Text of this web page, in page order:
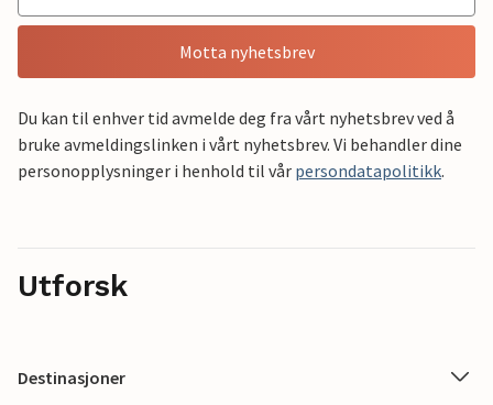
Motta nyhetsbrev
Du kan til enhver tid avmelde deg fra vårt nyhetsbrev ved å
bruke avmeldingslinken i vårt nyhetsbrev. Vi behandler dine
personopplysninger i henhold til vår persondatapolitikk.
Utforsk
Destinasjoner